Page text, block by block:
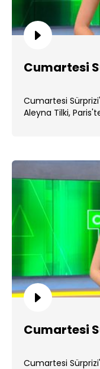
Cumartesi
Cumartesi
Aleyna Tilki,
Cumartesi
Cumartesi